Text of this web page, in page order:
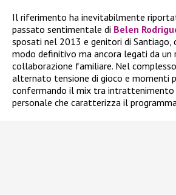
Il riferimento ha inevitabilmente
passato sentimentale di Belen
sposati nel 2013 e genitori di Santiago,
modo definitivo ma ancora legati da un
collaborazione familiare. Nel
alternato tensione di gioco e momenti
confermando il mix tra intrattenimento
personale che caratterizza il